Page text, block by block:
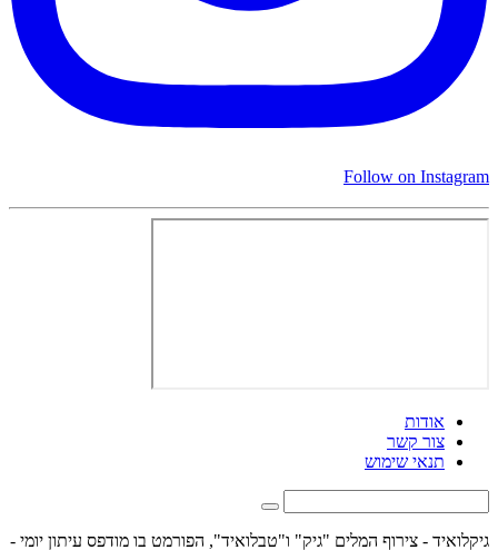
Follow on Instagram
אודות
צור קשר
תנאי שימוש
גיקלואיד - צירוף המלים "גיק" ו"טבלואיד", הפורמט בו מודפס עיתון יומי -